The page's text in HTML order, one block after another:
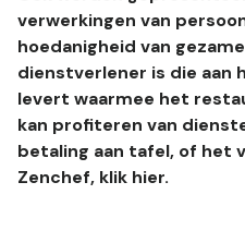
verwerkingen van
hoedanigheid van
dienstverlener is die aan
levert waarmee het
kan profiteren van
betaling aan tafel, of het
Zenchef, klik hier.